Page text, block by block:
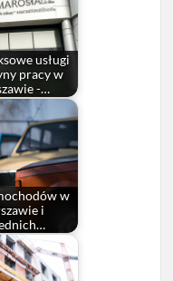
usługi
pracy w
-…
w
i